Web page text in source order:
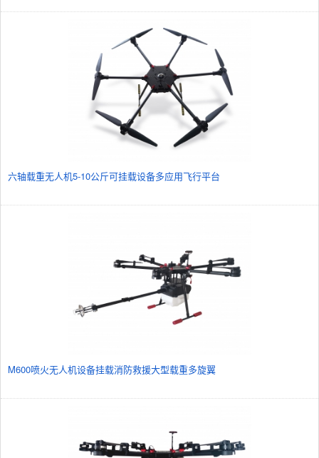
六轴载重无人机5-10公斤可挂载设备多应用飞行平台
M600喷火无人机设备挂载消防救援大型载重多旋翼